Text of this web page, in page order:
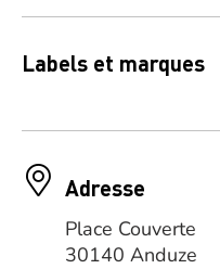
Labels et marques
Adresse
Place Couverte
30140 Anduze